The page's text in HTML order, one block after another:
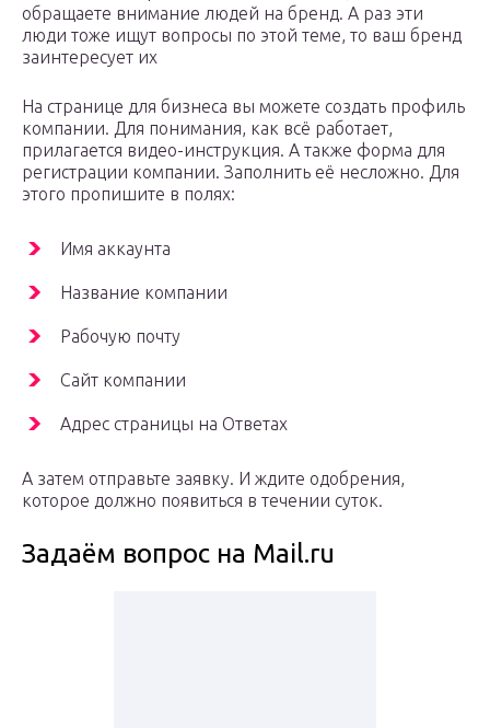
обращаете внимание людей на бренд. А раз эти
люди тоже ищут вопросы по этой теме, то ваш бренд
заинтересует их
На странице для бизнеса вы можете создать профиль
компании. Для понимания, как всё работает,
прилагается видео-инструкция. А также форма для
регистрации компании. Заполнить её несложно. Для
этого пропишите в полях:
Имя аккаунта
Название компании
Рабочую почту
Сайт компании
Адрес страницы на Ответах
А затем отправьте заявку. И ждите одобрения,
которое должно появиться в течении суток.
Задаём вопрос на Mail.ru